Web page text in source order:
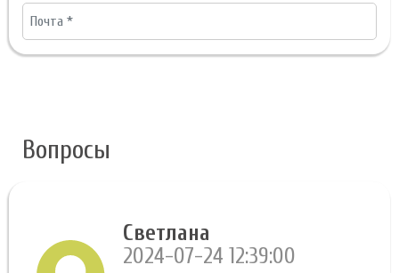
Вопросы
Светлана
2024-07-24 12:39:00